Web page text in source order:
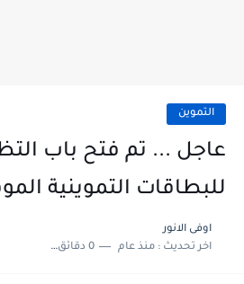
التموين
عاجل ... تم فتح باب
للبطاقات التموينية
اوفى الانور
اخر تحديث :منذ عام 0 دقائق للقراءة